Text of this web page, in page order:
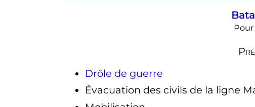
Drôle de guerre
Évacuation des civils de la ligne